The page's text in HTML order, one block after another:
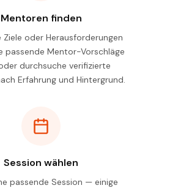
Mentoren finden
Ziele oder Herausforderungen
passende Mentor-Vorschläge
durchsuche verifizierte
Erfahrung und Hintergrund.
Session wählen
passende Session — einige